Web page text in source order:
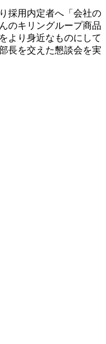
採用内定者へ「会社の
のキリングループ商品
より身近なものにして
長を交えた懇談会を実